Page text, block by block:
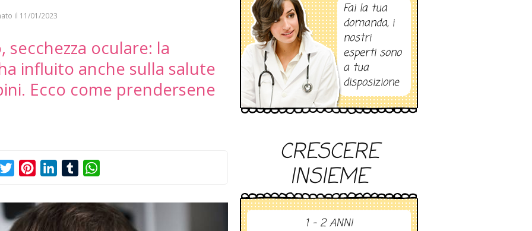
il 11/01/2023
oculare: la
influito anche sulla salute
Ecco come prendersene
TwitterPinterestLinkedInTumblr
Fai la tua
domanda, i
nostri
esperti sono
a tua
disposizione
CRESCERE
INSIEME
1 - 2 ANNI